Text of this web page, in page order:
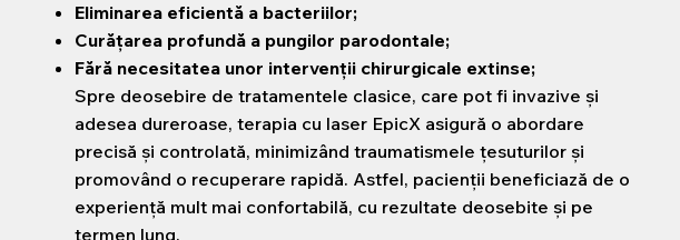
Eliminarea eficientă a bacteriilor;
Curățarea profundă a pungilor parodontale;
Fără necesitatea unor intervenții chirurgicale extinse;
Spre deosebire de tratamentele clasice, care pot fi invazive și
adesea dureroase, terapia cu laser EpicX asigură o abordare
precisă și controlată, minimizând traumatismele țesuturilor și
promovând o recuperare rapidă. Astfel, pacienții beneficiază de o
experiență mult mai confortabilă, cu rezultate deosebite și pe
termen lung.